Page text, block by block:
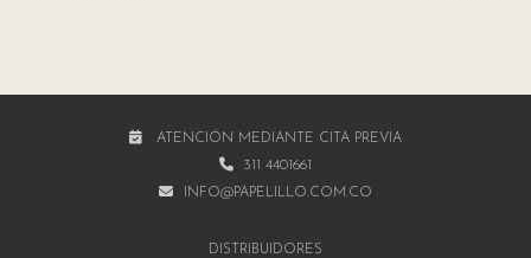
ATENCIÓN MEDIANTE CITA PREVIA
311 4401661
INFO@PAPELILLO.COM.CO
DISTRIBUIDORES